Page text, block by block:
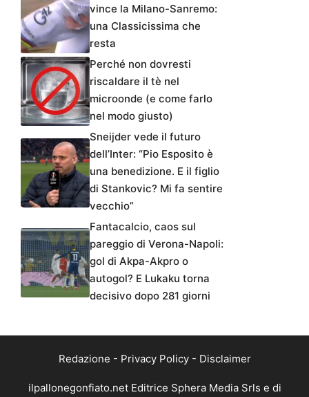
vince la Milano-Sanremo:
una Classicissima che
resta
Perché non dovresti
riscaldare il tè nel
microonde (e come farlo
nel modo giusto)
Sneijder vede il futuro
dell’Inter: “Pio Esposito è
una benedizione. E il figlio
di Stankovic? Mi fa sentire
vecchio”
Fantacalcio, caos sul
pareggio di Verona-Napoli:
gol di Akpa-Akpro o
autogol? E Lukaku torna
decisivo dopo 281 giorni
Redazione - Privacy Policy- Disclaimer
ilpallonegonfiato.net Editrice Sphera Media Srls e di